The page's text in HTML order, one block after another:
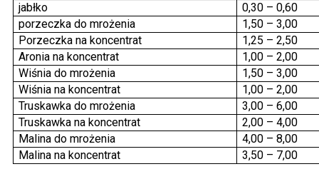
jabłko
0,30 – 0,60
porzeczka do mrożenia
1,50 – 3,00
Porzeczka na koncentrat
1,25 – 2,50
Aronia na koncentrat
1,00 – 2,00
Wiśnia do mrożenia
1,50 – 3,00
Wiśnia na koncentrat
1,00 – 2,00
Truskawka do mrożenia
3,00 – 6,00
Truskawka na koncentrat
2,00 – 4,00
Malina do mrożenia
4,00 – 8,00
Malina na koncentrat
3,50 – 7,00